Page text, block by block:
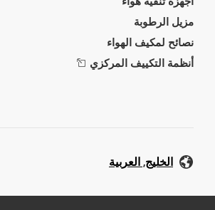
مزيل الرطوبة
نصائح لمكيف الهواء
أنظمة التكييف المركزي
الخليج, العربية